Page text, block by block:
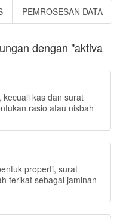
PEMROSESAN DATA
dengan "aktiva
kecuali kas dan surat
rasio atau nisbah
properti, surat
terikat sebagai jaminan